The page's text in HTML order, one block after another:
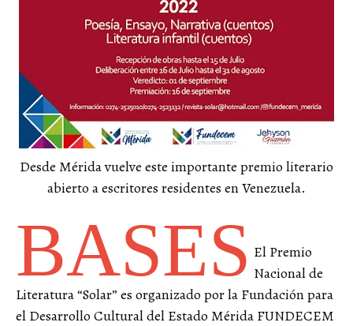
Desde Mérida vuelve este importante premio literario
abierto a escritores residentes en Venezuela.
BASES El Premio
Nacional de
Literatura “Solar” es organizado por la Fundación para
el Desarrollo Cultural del Estado Mérida FUNDECEM